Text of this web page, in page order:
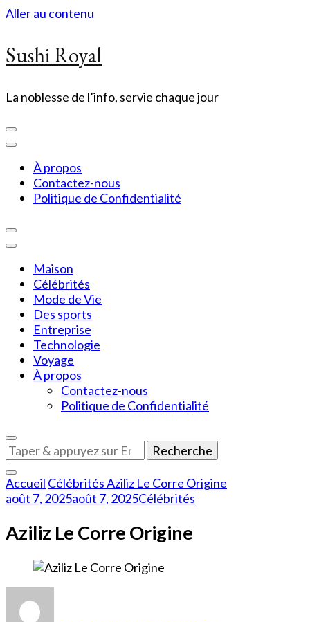
Aller au contenu
Sushi Royal
La noblesse de l’info, servie chaque jour
À propos
Contactez-nous
Politique de Confidentialité
Maison
Célébrités
Mode de Vie
Des sports
Entreprise
Technologie
Voyage
À propos
Contactez-nous
Politique de Confidentialité
Vous
recherchiez
quelque
chose
?
Accueil CélébritésAziliz Le Corre Origine
août 7, 2025août 7, 2025Célébrités
Aziliz Le Corre Origine